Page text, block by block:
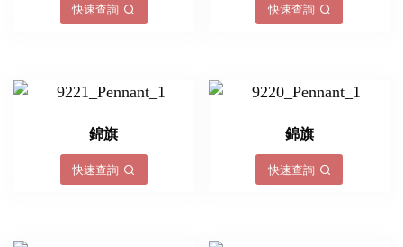
快速查詢 快速查詢
錦旗
快速查詢
錦旗
快速查詢